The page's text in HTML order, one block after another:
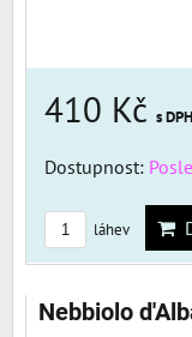
410 Kč s DPH
Dostupnost:
láhev
Nebbiolo